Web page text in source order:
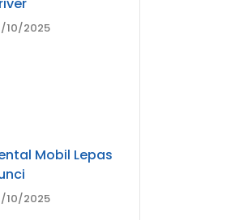
10/2025
Mobil Lepas
10/2025